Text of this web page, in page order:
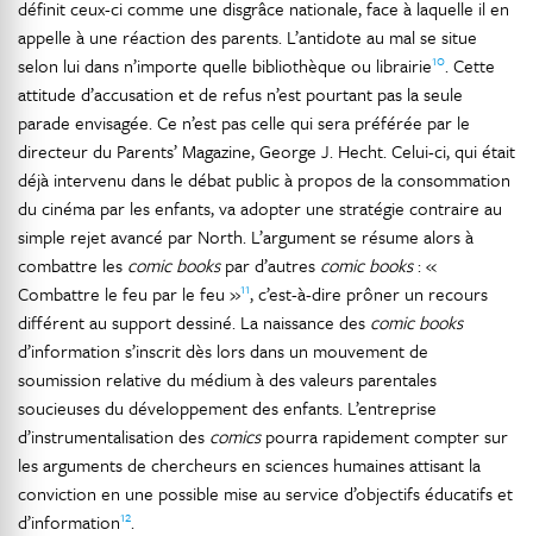
définit ceux-ci comme une disgrâce nationale, face à laquelle il en
appelle à une réaction des parents. L’antidote au mal se situe
selon lui dans n’importe quelle bibliothèque ou librairie10. Cette
attitude d’accusation et de refus n’est pourtant pas la seule
parade envisagée. Ce n’est pas celle qui sera préférée par le
directeur du Parents’ Magazine, George J. Hecht. Celui-ci, qui était
déjà intervenu dans le débat public à propos de la consommation
du cinéma par les enfants, va adopter une stratégie contraire au
simple rejet avancé par North. L’argument se résume alors à
combattre les comic bookspar d’autres comic books: «
Combattre le feu par le feu »11, c’est-à-dire prôner un recours
différent au support dessiné. La naissance des comic books
d’information s’inscrit dès lors dans un mouvement de
soumission relative du médium à des valeurs parentales
soucieuses du développement des enfants. L’entreprise
d’instrumentalisation des comicspourra rapidement compter sur
les arguments de chercheurs en sciences humaines attisant la
conviction en une possible mise au service d’objectifs éducatifs et
d’information12.